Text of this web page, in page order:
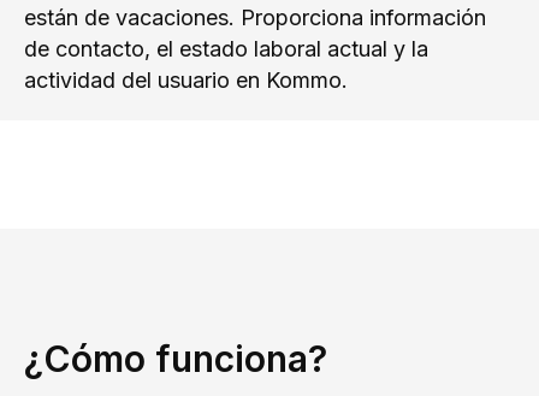
están de vacaciones. Proporciona información
de contacto, el estado laboral actual y la
actividad del usuario en Kommo.
¿Cómo funciona?